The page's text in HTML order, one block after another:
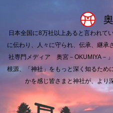
日本全国に8万社以上あると言われてい
に伝わり、人々に守られ、伝承、継承
社専門メディア 奥宮－OKUMIYA－
根源、「神社」をもっと深く知るため
かを感じ皆さまと神社が、より